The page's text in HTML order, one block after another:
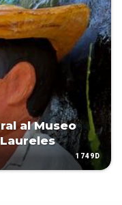
al Museo
1749D